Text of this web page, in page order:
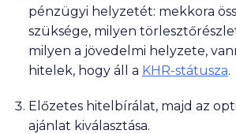
pénzügyi helyzetét: mekkora
szüksége, milyen
milyen a jövedelmi helyzete,
hitelek, hogy áll a KHR-státusza.
Előzetes hitelbírálat, majd az
ajánlat kiválasztása.